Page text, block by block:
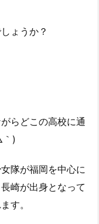
ょうか？
らどこの高校に通
)
隊が福岡を中心に
崎が出身となって
す。